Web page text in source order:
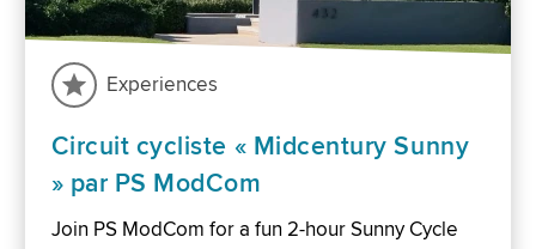
Experiences
Circuit cycliste « Midcentury Sunny
» par PS ModCom
Join PS ModCom for a fun 2-hour Sunny Cycle